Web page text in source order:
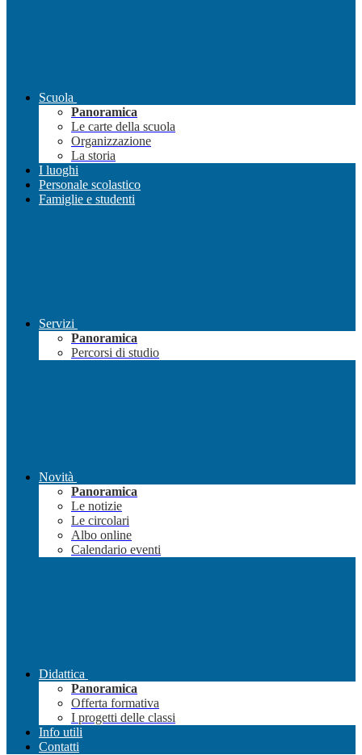
Scuola
Panoramica
Le carte della scuola
Organizzazione
La storia
I luoghi
Personale scolastico
Famiglie e studenti
Servizi
Panoramica
Percorsi di studio
Novità
Panoramica
Le notizie
Le circolari
Albo online
Calendario eventi
Didattica
Panoramica
Offerta formativa
I progetti delle classi
Info utili
Contatti